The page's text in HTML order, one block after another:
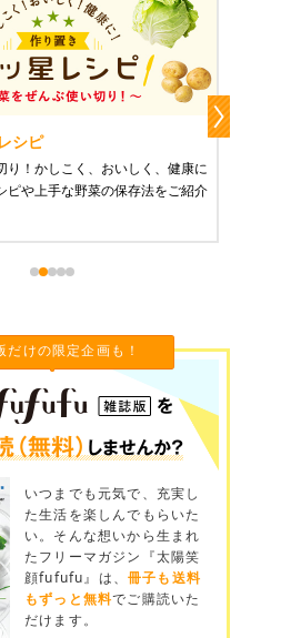
シピ
にうれしい「作り置きおかず」を
だけの限定企画も！
いつまでも元気で、充実し
た生活を楽しんでもらいた
い。そんな想いから生まれ
たフリーマガジン『太陽笑
顔fufufu』は、 冊子も送料
もずっと無料でご購読いた
だけます。